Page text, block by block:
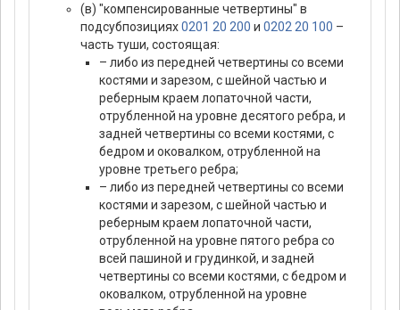
(в) "компенсированные четвертины" в
подсубпозициях0201 20 200 и 0202 20 100 –
часть туши, состоящая:
– либо из передней четвертины со всеми
костями и зарезом, с шейной частью и
реберным краем лопаточной части,
отрубленной на уровне десятого ребра, и
задней четвертины со всеми костями, с
бедром и оковалком, отрубленной на
уровне третьего ребра;
– либо из передней четвертины со всеми
костями и зарезом, с шейной частью и
реберным краем лопаточной части,
отрубленной на уровне пятого ребра со
всей пашиной и грудинкой, и задней
четвертины со всеми костями, с бедром и
оковалком, отрубленной на уровне